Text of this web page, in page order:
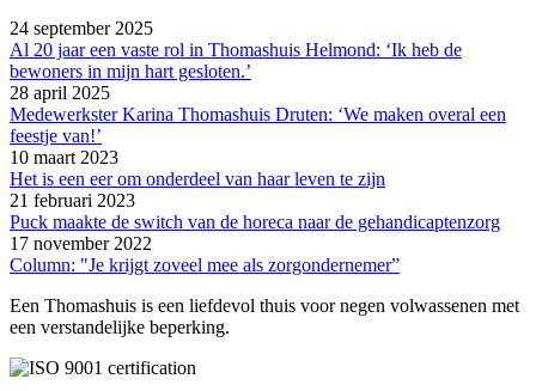
24 september 2025
Al 20 jaar een vaste rol in Thomashuis Helmond: ‘Ik heb de
bewoners in mijn hart gesloten.’
28 april 2025
Medewerkster Karina Thomashuis Druten: ‘We maken overal een
feestje van!’
10 maart 2023
Het is een eer om onderdeel van haar leven te zijn
21 februari 2023
Puck maakte de switch van de horeca naar de gehandicaptenzorg
17 november 2022
Column: "Je krijgt zoveel mee als zorgondernemer”
Een Thomashuis is een liefdevol thuis voor negen volwassenen met
een verstandelijke beperking.